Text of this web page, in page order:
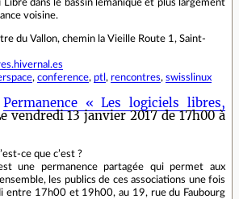
dans le bassin lémanique et plus largement
voisine.
du Vallon, chemin la Vieille Route 1, Saint-
, conference, ptl , rencontres, swisslinux
Permanence « Les logiciels libres,
vendredi 13 janvier 2017 de 17h00 à
ce que c’est ?
une permanence partagée qui permet aux
les publics de ces associations une fois
entre 17h00 et 19h00, au 19, rue du Faubourg